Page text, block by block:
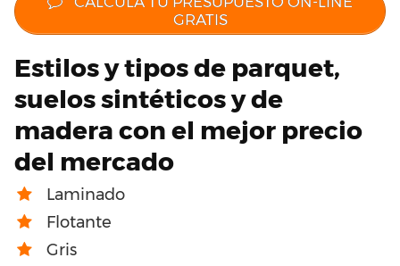
GRATIS
Estilos y tipos de parquet,
suelos sintéticos y de
madera con el mejor precio
del mercado
Laminado
Flotante
Gris